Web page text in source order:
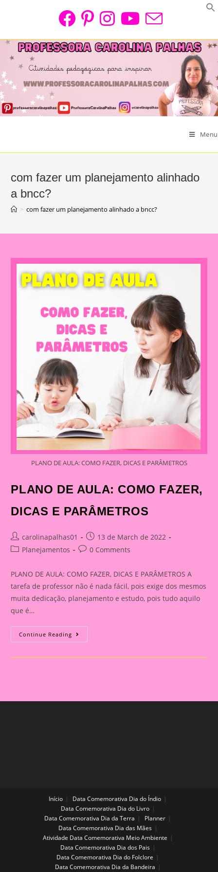
Menu
com fazer um planejamento alinhado
a bncc?
> com fazer um planejamento alinhado a bncc?
PLANO DE AULA: COMO FAZER, DICAS E PARÂMETROS
PLANO DE AULA: COMO FAZER,
DICAS E PARÂMETROS
Post
author:
carolinapalhas01
Post
published:
13 de March de 2022
PostPlanejamentos
Post0 Comments
PLANO DE AULA: COMO FAZER, DICAS E PARÂMETROS A
tarefa de professor não é nada fácil, pois exige dos mesmos
muita dedicação, planejamento e estudo, pois tudo aquilo
que é…
Continue Reading PLANO
DE
Início
Data Comemorativa Dia do Índio
Data Comemorativa Dia do Livro
Data Comemorativa Dia da Terra
Planner
Data Comemorativa Dia das Mães
Atividade Data Comemorativa Meio Ambiente
Data Comemorativa Dia dos Pais
Data Comemorativa Dia do Folclore
Data Comemorativa Dia da Bandeira